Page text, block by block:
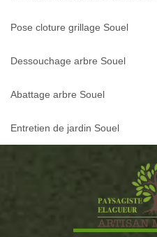
Pose cloture grillage Souel
Dessouchage arbre Souel
Abattage arbre Souel
Entretien de jardin Souel